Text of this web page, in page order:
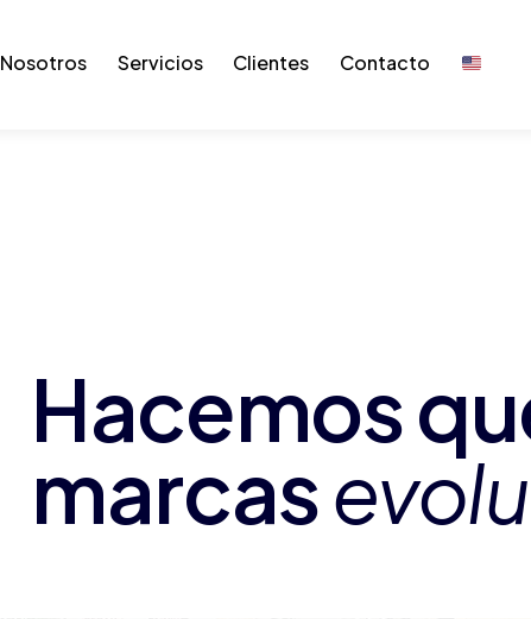
Nosotros Servicios Clientes Contacto
Hacemos
marcas